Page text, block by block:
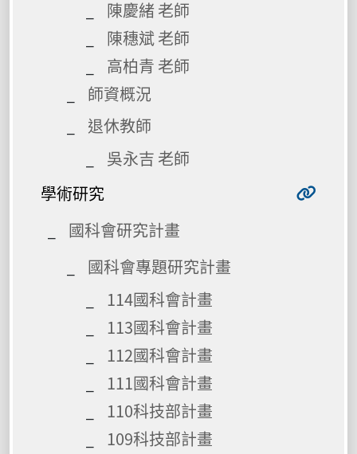
陳慶緒 老師
陳穗斌 老師
高柏青 老師
師資概況
退休教師
吳永吉 老師
學術研究
國科會研究計畫
國科會專題研究計畫
114國科會計畫
113國科會計畫
112國科會計畫
111國科會計畫
110科技部計畫
109科技部計畫